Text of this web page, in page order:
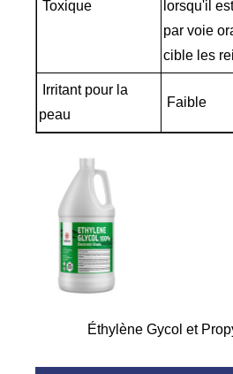
Toxique
lorsqu'il
par voie
cible les
Irritant pour la
peau
Faible
Éthylène Gycol et